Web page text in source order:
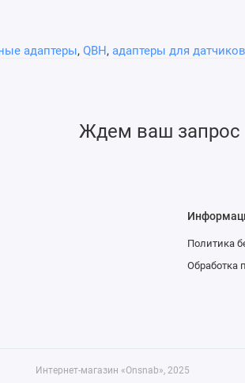
адаптеры, QBH, адаптеры для
Ждем ваш запрос
Политика
Обработка
Интернет-магазин «Onsnab», 2025